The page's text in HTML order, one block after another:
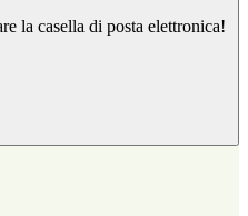
la casella di posta elettronica!